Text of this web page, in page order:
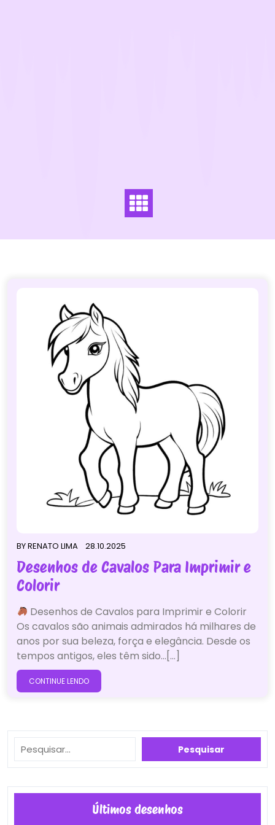
BYRENATO LIMA 28.10.2025
Desenhos de Cavalos Para Imprimir e
Colorir
Desenhos de Cavalos para Imprimir e Colorir
Os cavalos são animais admirados há milhares de
anos por sua beleza, força e elegância. Desde os
tempos antigos, eles têm sido…[...]
CONTINUE LENDO
Pesquisar Pesquisar
Últimos desenhos